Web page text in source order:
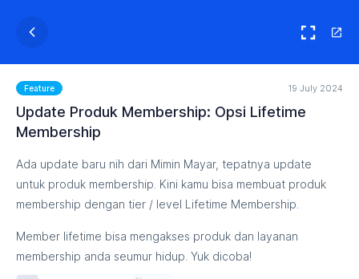
Feature 19 July 2024
Update Produk Membership: Opsi Lifetime
Membership
Ada update baru nih dari Mimin Mayar, tepatnya update
untuk produk membership. Kini kamu bisa membuat produk
membership dengan tier / level Lifetime Membership.
Member lifetime bisa mengakses produk dan layanan
membership anda seumur hidup. Yuk dicoba!